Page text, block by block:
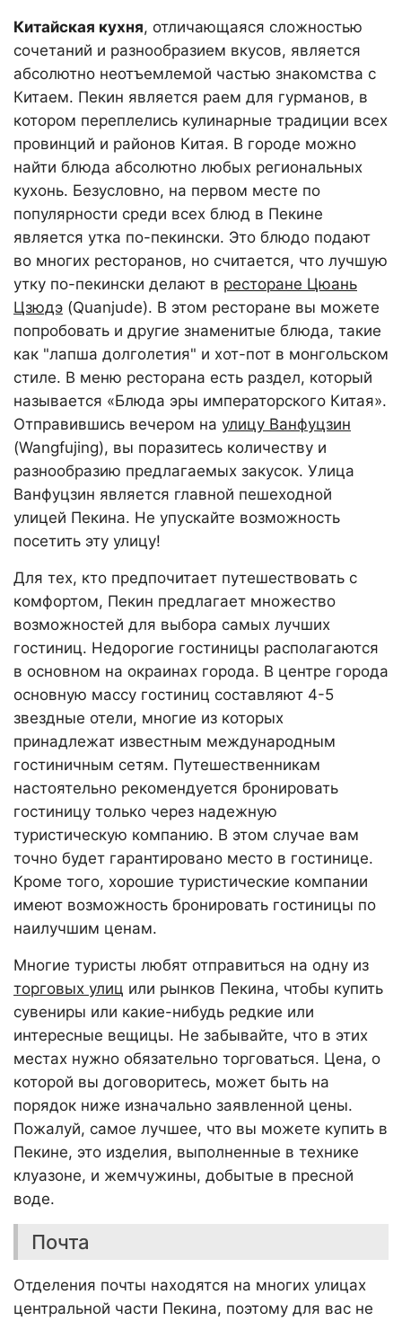
Китайская кухня, отличающаяся сложностью
сочетаний и разнообразием вкусов, является
абсолютно неотъемлемой частью знакомства с
Китаем. Пекин является раем для гурманов, в
котором переплелись кулинарные традиции всех
провинций и районов Китая. В городе можно
найти блюда абсолютно любых региональных
кухонь. Безусловно, на первом месте по
популярности среди всех блюд в Пекине
является утка по-пекински. Это блюдо подают
во многих ресторанов, но считается, что лучшую
утку по-пекински делают в ресторане Цюань
Цзюдэ (Quanjude). В этом ресторане вы можете
попробовать и другие знаменитые блюда, такие
как "лапша долголетия" и хот-пот в монгольском
стиле. В меню ресторана есть раздел, который
называется «Блюда эры императорского Китая».
Отправившись вечером на улицу Ванфуцзин
(Wangfujing), вы поразитесь количеству и
разнообразию предлагаемых закусок. Улица
Ванфуцзин является главной пешеходной
улицей Пекина. Не упускайте возможность
посетить эту улицу!
Для тех, кто предпочитает путешествовать с
комфортом, Пекин предлагает множество
возможностей для выбора самых лучших
гостиниц. Недорогие гостиницы располагаются
в основном на окраинах города. В центре города
основную массу гостиниц составляют 4-5
звездные отели, многие из которых
принадлежат известным международным
гостиничным сетям. Путешественникам
настоятельно рекомендуется бронировать
гостиницу только через надежную
туристическую компанию. В этом случае вам
точно будет гарантировано место в гостинице.
Кроме того, хорошие туристические компании
имеют возможность бронировать гостиницы по
наилучшим ценам.
Многие туристы любят отправиться на одну из
торговых улиц или рынков Пекина, чтобы купить
сувениры или какие-нибудь редкие или
интересные вещицы. Не забывайте, что в этих
местах нужно обязательно торговаться. Цена, о
которой вы договоритесь, может быть на
порядок ниже изначально заявленной цены.
Пожалуй, самое лучшее, что вы можете купить в
Пекине, это изделия, выполненные в технике
клуазоне, и жемчужины, добытые в пресной
воде.
Почта
Отделения почты находятся на многих улицах
центральной части Пекина, поэтому для вас не